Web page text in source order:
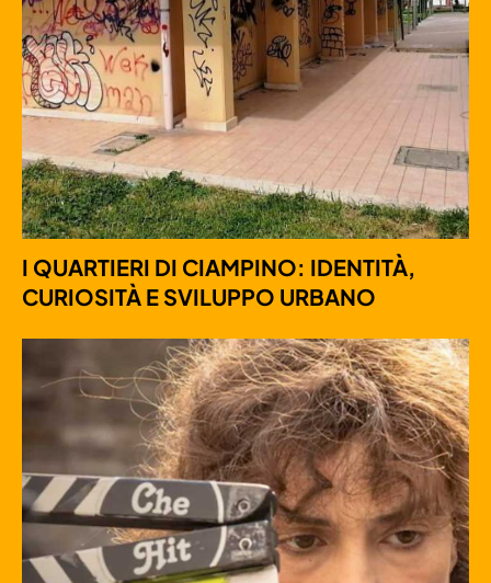
I QUARTIERI DI CIAMPINO: IDENTITÀ,
CURIOSITÀ E SVILUPPO URBANO​